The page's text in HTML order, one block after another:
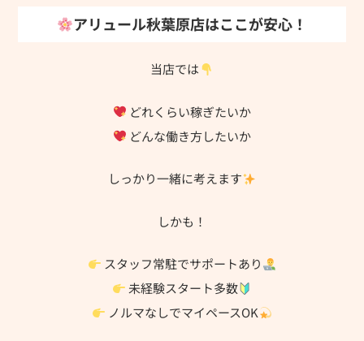
アリュール秋葉原店はここが安心！
当店では
どれくらい稼ぎたいか
どんな働き方したいか
しっかり一緒に考えます
しかも！
スタッフ常駐でサポートあり
未経験スタート多数
ノルマなしでマイペースOK